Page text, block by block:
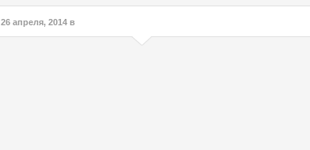
интересов клиентов
26 апреля, 2014 в